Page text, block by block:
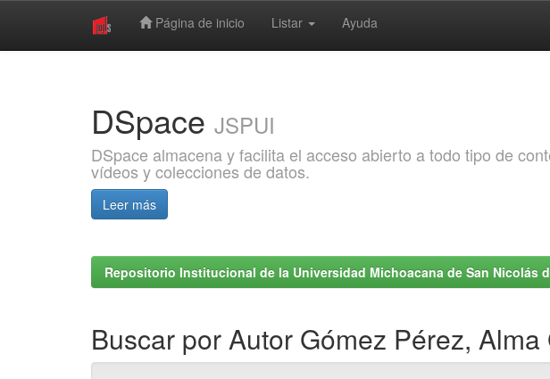
Página de inicio Listar Ayuda
DSpace JSPUI
DSpace almacena y facilita el acceso abierto a todo tipo de
vídeos y colecciones de datos.
Leer más
Repositorio Institucional de la Universidad Michoacana de San Nicolás
Buscar por Autor Gómez Pérez, Alma